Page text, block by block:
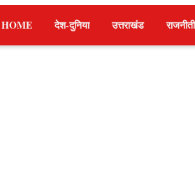
HOME देश-दुनिया उत्तराखंड राजनीती